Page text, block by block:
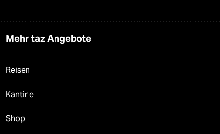
Mehr taz Angebote
Reisen
Kantine
Shop